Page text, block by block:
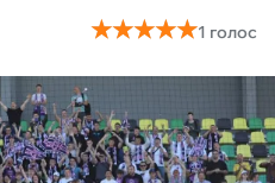
★★★★★
★★★★★1 голос